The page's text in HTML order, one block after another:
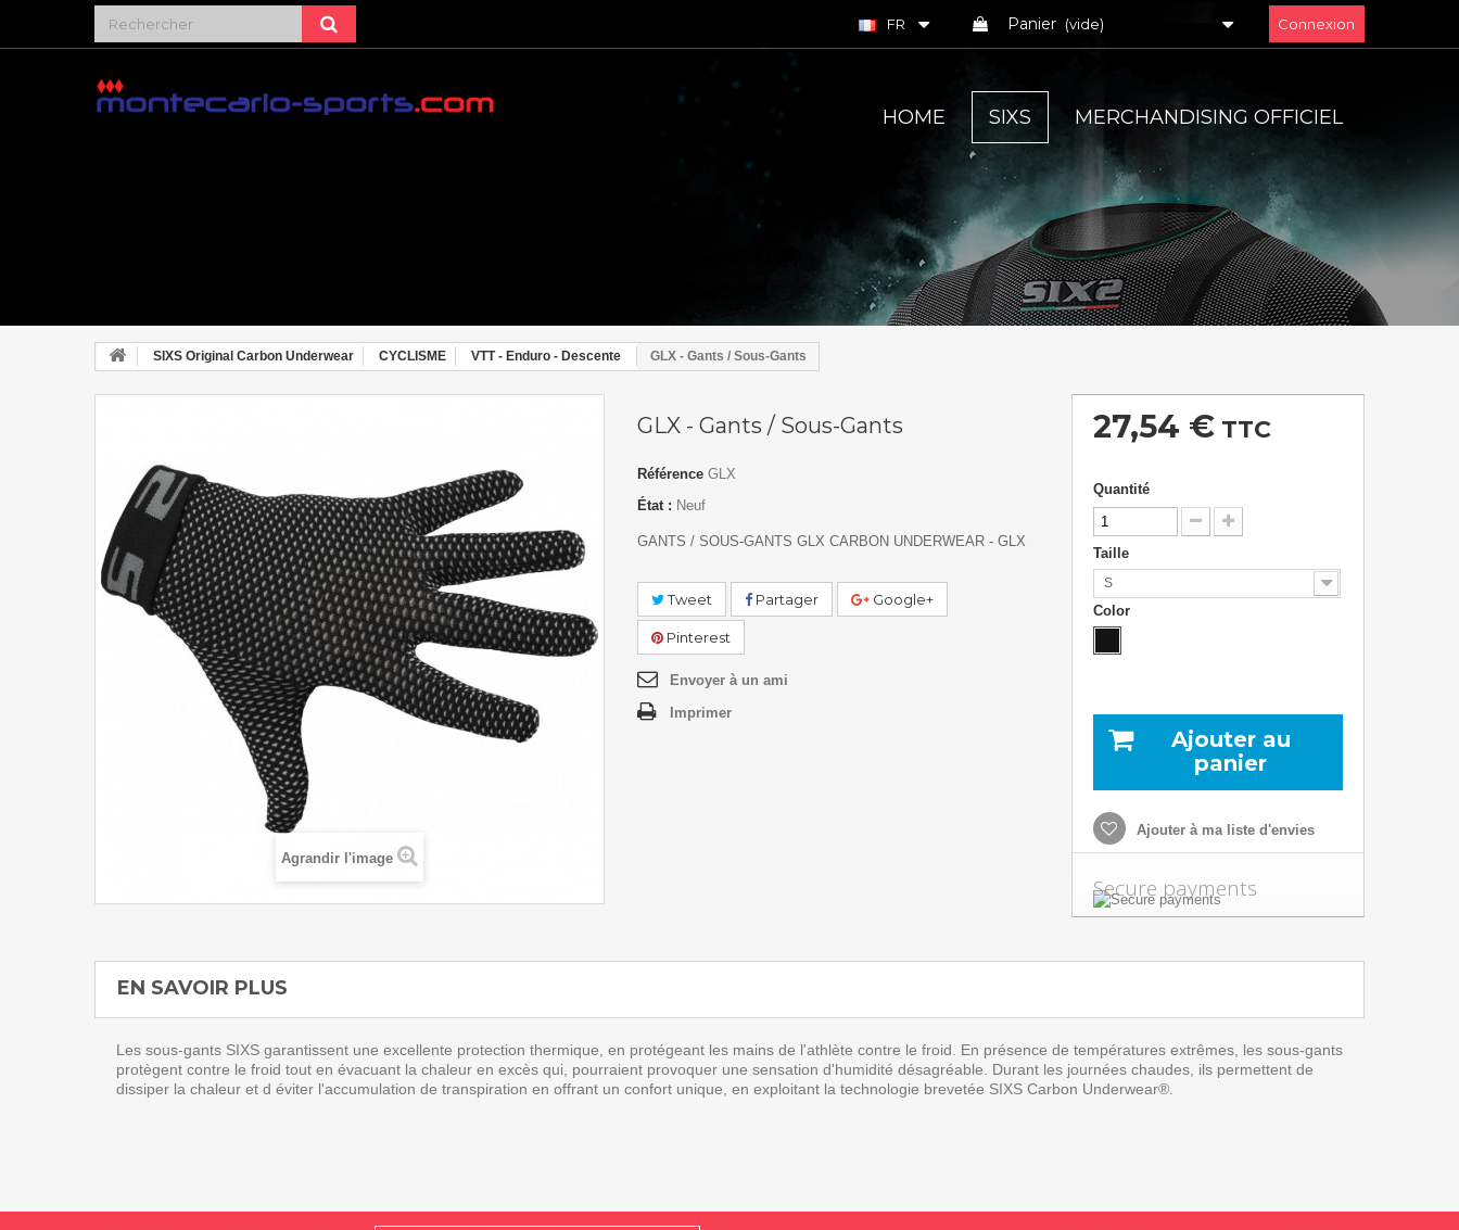
Connexion
Panier (vide)
FR
HOME SIXS MERCHANDISING OFFICIEL
SIXS Original Carbon Underwear CYCLISME VTT - Enduro - Descente GLX - Gants / Sous-Gants
Agrandir l'image
GLX - Gants / Sous-Gants
Référence GLX
État : Neuf
GANTS / SOUS-GANTS GLX CARBON UNDERWEAR - GLX
Tweet Partager Google+
Pinterest
Envoyer à un ami
Imprimer
27,54 €TTC
Quantité
Taille
S
Color
Ajouter au
panier
Ajouter à ma liste d'envies
Secure payments
EN SAVOIR PLUS
Les sous-gants SIXS garantissent une excellente protection thermique, en protégeant les mains de l'athlète contre le froid. En présence de températures extrêmes, les sous-gants
protègent contre le froid tout en évacuant la chaleur en excès qui, pourraient provoquer une sensation d'humidité désagréable. Durant les journées chaudes, ils permettent de
dissiper la chaleur et d éviter l'accumulation de transpiration en offrant un confort unique, en exploitant la technologie brevetée SIXS Carbon Underwear®.